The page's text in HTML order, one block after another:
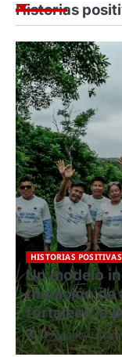
Historias
HISTORIAS POSITIVAS
Paola
quechua
a escuelas
Redacción Central